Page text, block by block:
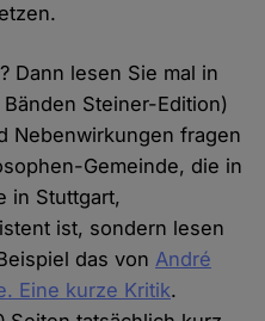
Dann lesen Sie mal in
Steiner-Edition)
Nebenwirkungen fragen
Gemeinde, die in
in Stuttgart,
ist, sondern lesen
das vonAndré
Eine kurze Kritik.